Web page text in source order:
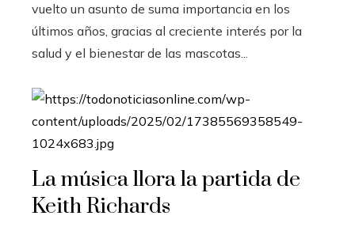
vuelto un asunto de suma importancia en los
últimos años, gracias al creciente interés por la
salud y el bienestar de las mascotas...
La música llora la partida de
Keith Richards